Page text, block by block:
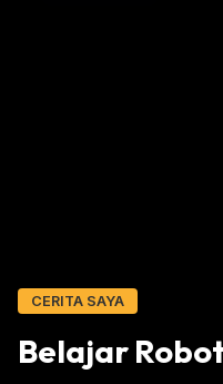
CERITA SAYA
Belajar